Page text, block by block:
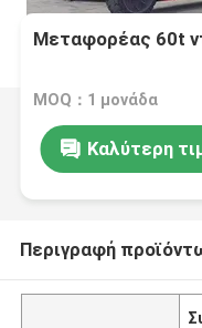
Μεταφορέας 60t
MOQ：1 μονάδα
Καλύτερη
Περιγραφή